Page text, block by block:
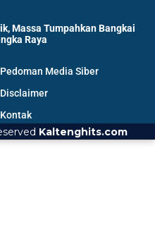
Massa Tumpahkan Bangkai
Raya
Pedoman Media Siber
Disclaimer
Kontak
Kaltenghits.com